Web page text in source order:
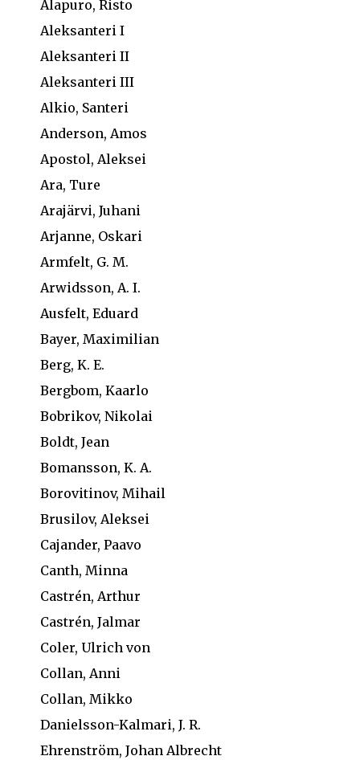
Alapuro, Risto
Aleksanteri I
Aleksanteri II
Aleksanteri III
Alkio, Santeri
Anderson, Amos
Apostol, Aleksei
Ara, Ture
Arajärvi, Juhani
Arjanne, Oskari
Armfelt, G. M.
Arwidsson, A. I.
Ausfelt, Eduard
Bayer, Maximilian
Berg, K. E.
Bergbom, Kaarlo
Bobrikov, Nikolai
Boldt, Jean
Bomansson, K. A.
Borovitinov, Mihail
Brusilov, Aleksei
Cajander, Paavo
Canth, Minna
Castrén, Arthur
Castrén, Jalmar
Coler, Ulrich von
Collan, Anni
Collan, Mikko
Danielsson-Kalmari, J. R.
Ehrenström, Johan Albrecht